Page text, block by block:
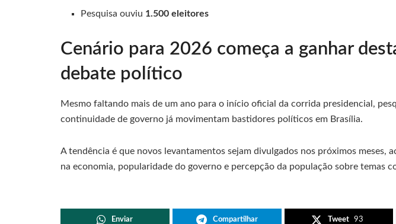
Pesquisa ouviu 1.500 eleitores
Cenário para 2026 começa a ganhar
debate político
Mesmo faltando mais de um ano para o início oficial da corrida presidencial,
continuidade de governo já movimentam bastidores políticos em Brasília.
A tendência é que novos levantamentos sejam divulgados nos próximos meses,
na economia, popularidade do governo e percepção da população sobre temas
Enviar Compartilhar Tweet 93